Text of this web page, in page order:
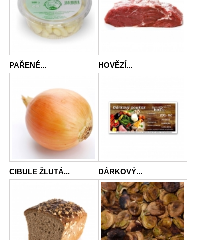
PAŘENÉ... HOVĚZÍ...
CIBULE ŽLUTÁ... DÁRKOVÝ...